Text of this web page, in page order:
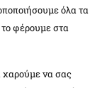
όλα τα
το φέρουμε στα
χαρούμε να σας